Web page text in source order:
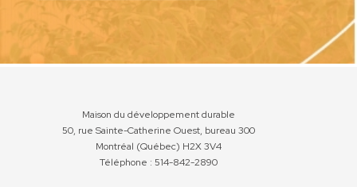
Maison du développement durable
50, rue Sainte-Catherine Ouest, bureau 300
Montréal (Québec) H2X 3V4
Téléphone : 514-842-2890